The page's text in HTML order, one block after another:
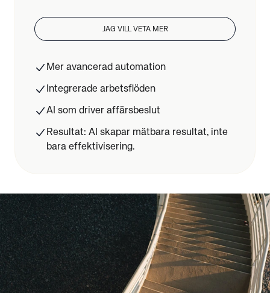
JAG VILL VETA MER
Mer avancerad automation
Integrerade arbetsflöden
AI som driver affärsbeslut
Resultat: AI skapar mätbara resultat, inte
bara effektivisering.